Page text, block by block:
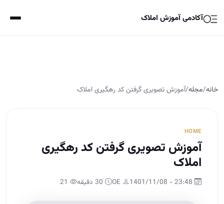
آکادمی آموزش املاک
خانه/مجله/آموزش تصویری گرفتن کد رهگیری املاک
HOME
آموزش تصویری گرفتن کد رهگیری
املاک